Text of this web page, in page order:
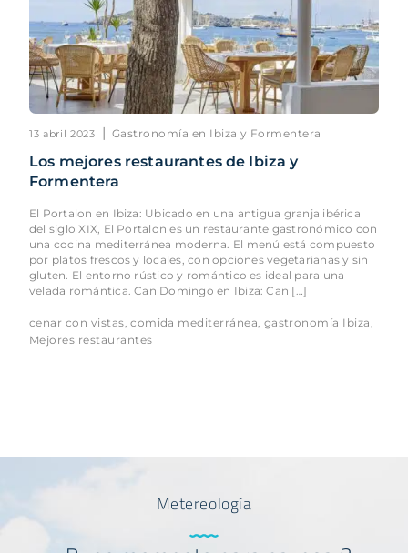
13 abril 2023 | Gastronomía en Ibiza y Formentera
Los mejores restaurantes de Ibiza y
Formentera
El Portalon en Ibiza: Ubicado en una antigua granja ibérica
del siglo XIX, El Portalon es un restaurante gastronómico con
una cocina mediterránea moderna. El menú está compuesto
por platos frescos y locales, con opciones vegetarianas y sin
gluten. El entorno rústico y romántico es ideal para una
velada romántica. Can Domingo en Ibiza: Can […]
cenar con vistas ,comida mediterránea gastronomía Ibiza
Mejores restaurantes
Metereología